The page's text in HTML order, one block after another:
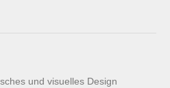
und visuelles Design